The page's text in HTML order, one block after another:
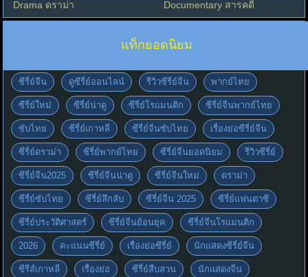
Drama ดราม่า Documentary สารคดี
แท็กยอดนิยม
ซีรี่ย์จีน ดูซีรี่ย์ออนไลน์ รีวิวซีรี่ย์จีน พากย์ไทย
ซีรี่ย์ใหม่ ซีรี่ย์น่าดู ซีรี่ย์โรแมนติก ซีรี่ย์จีนพากย์ไทย
ซับไทย ซีรี่ย์เกาหลี ซีรี่ย์จีนซับไทย เรื่องย่อซีรี่ย์จีน
ซีรี่ย์ดราม่า ซีรี่ย์พากย์ไทย ซีรี่ย์จีนยอดนิยม รีวิวซีรี่ย์
ซีรี่ย์จีน2025 ซีรี่ย์จีนน่าดู ซีรี่ย์จีนใหม่ ดราม่า
ซีรี่ย์ซับไทย ซีรี่ย์ลึกลับ ซีรี่ย์จีน 2025 ซีรี่ย์แฟนตาซี
ซีรี่ย์ประวัติศาสตร์ ซีรี่ย์จีนย้อนยุค ซีรี่ย์จีนโรแมนติก
2026 คะแนนซีรี่ย์ เรื่องย่อซีรี่ย์ นักแสดงซีรี่ย์จีน
ซีรีส์เกาหลี เรื่องย่อ ซีรี่ย์สืบสวน นักแสดงจีน